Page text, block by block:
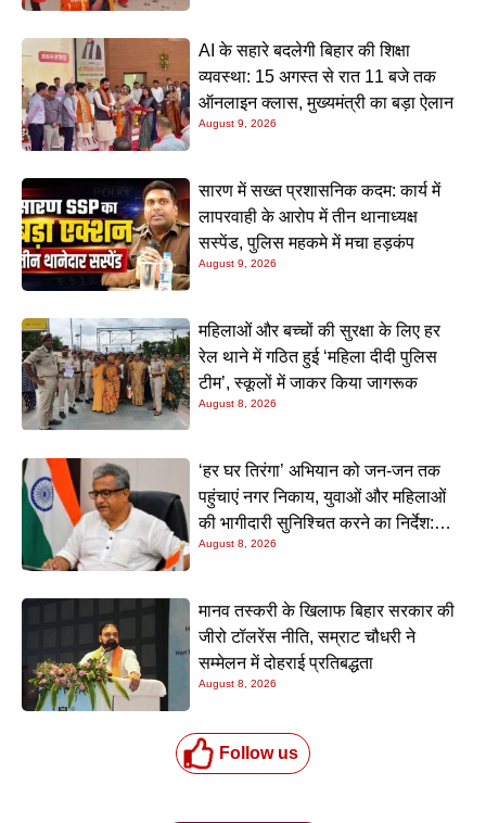
AI के सहारे बदलेगी बिहार की शिक्षा
व्यवस्था: 15 अगस्त से रात 11 बजे तक
ऑनलाइन क्लास, मुख्यमंत्री का बड़ा ऐलान
August 9, 2026
सारण में सख्त प्रशासनिक कदम: कार्य में
लापरवाही के आरोप में तीन थानाध्यक्ष
सस्पेंड, पुलिस महकमे में मचा हड़कंप
August 9, 2026
महिलाओं और बच्चों की सुरक्षा के लिए हर
रेल थाने में गठित हुई ‘महिला दीदी पुलिस
टीम’, स्कूलों में जाकर किया जागरूक
August 8, 2026
‘हर घर तिरंगा’ अभियान को जन-जन तक
पहुंचाएं नगर निकाय, युवाओं और महिलाओं
की भागीदारी सुनिश्चित करने का निर्देश:
नीतीश मिश्रा
August 8, 2026
मानव तस्करी के खिलाफ बिहार सरकार की
जीरो टॉलरेंस नीति, सम्राट चौधरी ने
सम्मेलन में दोहराई प्रतिबद्धता
August 8, 2026
Follow us